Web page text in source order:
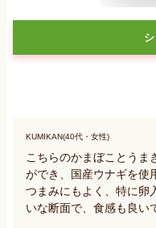
KUMIKAN(40代・女性)
こちらのかまぼことうま
ができ、国産ウナギを使
つまみにもよく、特に卵
いな断面で、食感も良い